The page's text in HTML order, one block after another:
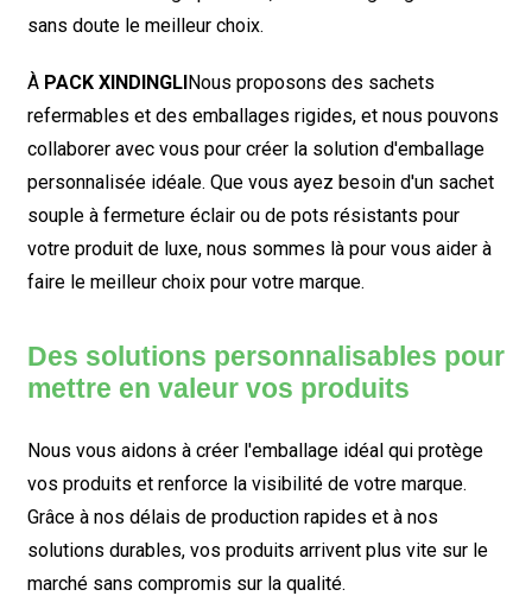
sans doute le meilleur choix.
À PACK XINDINGLINous proposons des sachets
refermables et des emballages rigides, et nous pouvons
collaborer avec vous pour créer la solution d'emballage
personnalisée idéale. Que vous ayez besoin d'un sachet
souple à fermeture éclair ou de pots résistants pour
votre produit de luxe, nous sommes là pour vous aider à
faire le meilleur choix pour votre marque.
Des solutions personnalisables pour
mettre en valeur vos produits
Nous vous aidons à créer l'emballage idéal qui protège
vos produits et renforce la visibilité de votre marque.
Grâce à nos délais de production rapides et à nos
solutions durables, vos produits arrivent plus vite sur le
marché sans compromis sur la qualité.